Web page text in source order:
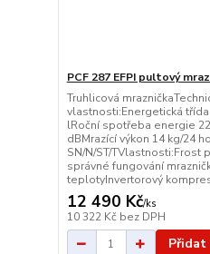
PCF 287 EFPI pultový
Truhlicová
vlastnosti:Energetická
lRoční spotřeba energie
dBMrazící výkon 14 kg/24
SN/N/ST/TVlastnosti:Frost
správné fungování
teplotyInvertorový
12 490 Kč/ks
10 322 Kč bez DPH
Přidat